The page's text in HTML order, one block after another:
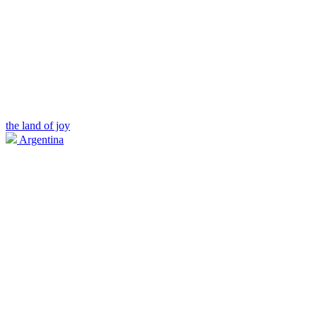
the land of joy
Argentina